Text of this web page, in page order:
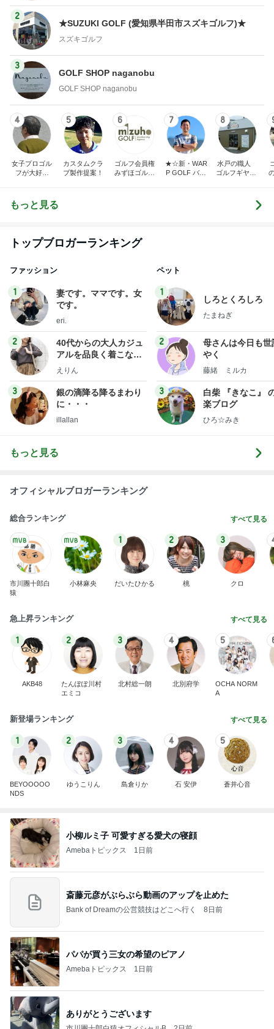
2
★SUZUKI GOLF (愛知県半田市スズキゴルフ)★
スズキゴルフ
3
GOLF SHOP naganobu
GOLF SHOP naganobu
4
女子プロゴル
フが大好き
5
カスタムクラ
ブ製作提案！
6
ゴルフ会員権
みずほゴルフ
7
★☆新・WAR
P GOLF バカ
8
水戸の職人
ゴルフギヤTO
もっと見る
トップブロガーランキング
ファッション
1
妻です。ママです。女
です。
eri.
2
40代からの大人カジュ
アルを品良く着こなす
ファッションブログ
えりん
3
銀の滴降る降るまわり
に・・・
illallan
ペット
1
しろとくろしろ
たまねぎ
2
母さんは今日も世
やく
藤緒 ミルカ
3
白柴 『きなこ』
楽ブログ
ひろ☆みき
もっと見る
オフィシャルブロガーランキング
総合ランキング すべて見る
市川團十郎白
猿
小林麻央
1
だいたひかる
2
桃
3
クロ
急上昇ランキング すべて見る
1
AKB48
2
たんぽぽ川村
エミコ
3
北村総一朗
4
北別府学
5
OCHA NORM
A
新登場ランキング すべて見る
1
BEYOOOOO
NDS
2
ゆうこりん
3
島倉りか
4
石 安伊
5
蒼井心音
小柳ルミ子 可愛すぎる愛犬の寝顔
Amebaトピックス 1日前
斎藤元彦がぶらぶら動画のアップを止めた
Bank of Dreamの公営競技はどこへ行く 8日前
パパが買う三女の希望のピアノ
Amebaトピックス 1日前
ありがとうございます